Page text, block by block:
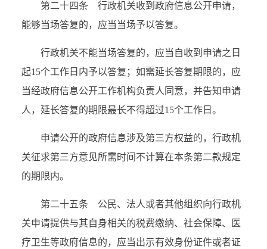
第二十四条 行政机关收到政府信息公开申请，
能够当场答复的，应当当场予以答复。
行政机关不能当场答复的，应当自收到申请之日
起15个工作日内予以答复；如需延长答复期限的，应
当经政府信息公开工作机构负责人同意，并告知申请
人，延长答复的期限最长不得超过15个工作日。
申请公开的政府信息涉及第三方权益的，行政机
关征求第三方意见所需时间不计算在本条第二款规定
的期限内。
第二十五条 公民、法人或者其他组织向行政机
关申请提供与其自身相关的税费缴纳、社会保障、医
疗卫生等政府信息的，应当出示有效身份证件或者证